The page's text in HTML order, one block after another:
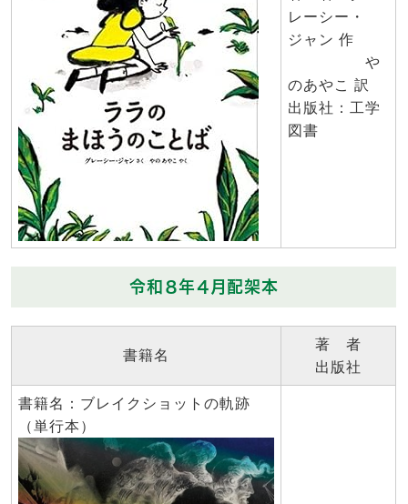
レーシー・
ジャン 作
や
のあやこ 訳
出版社：工学
図書
令和８年４月配架本
書籍名
著 者
出版社
書籍名：ブレイクショットの軌跡
（単行本）